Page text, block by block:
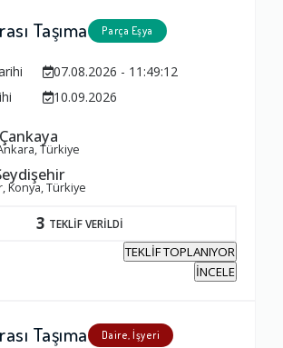
Taşıma Parça Eşya
07.08.2026 - 11:49:12
10.09.2026
Türkiye
Konya, Türkiye
3 TEKLİF VERİLDİ
TEKLİF TOPLANIYOR
İNCELE
Taşıma Daire, İşyeri